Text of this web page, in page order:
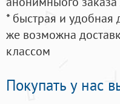
* быстрая и удобная
же возможна
классом
Покупать у нас